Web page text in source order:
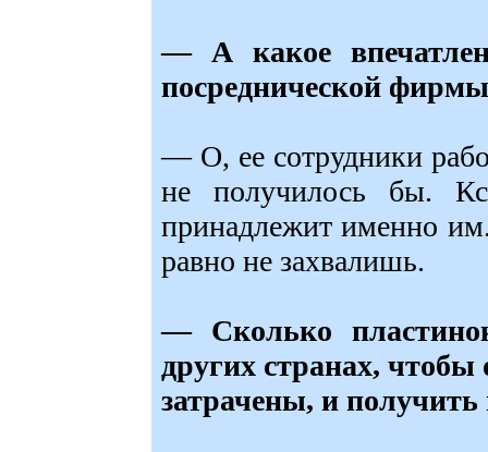
— А какое
посреднической
— О, ее сотрудники
не получилось бы.
принадлежит именно
равно не захвалишь.
— Сколько
других странах, чтобы
затрачены, и